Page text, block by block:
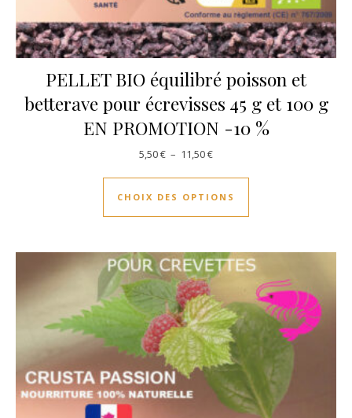
PELLET BIO équilibré poisson et
betterave pour écrevisses 45 g et 100 g
EN PROMOTION -10 %
5,50€ – 11,50€Plage de prix : 5,50 € à 11,50 €
CHOIX DES OPTIONS
Ce produit a